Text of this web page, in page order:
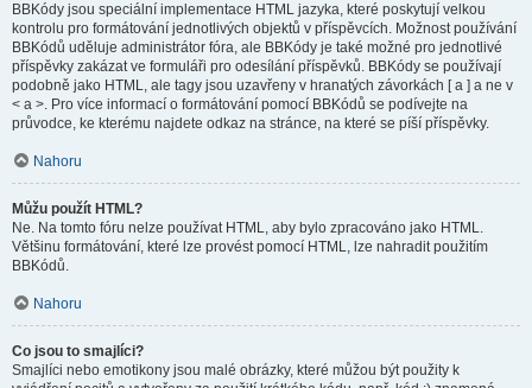
BBKódy jsou speciální implementace HTML jazyka, které poskytují velkou
kontrolu pro formátování jednotlivých objektů v příspěvcích. Možnost používání
BBKódů uděluje administrátor fóra, ale BBKódy je také možné pro jednotlivé
příspěvky zakázat ve formuláři pro odesílání příspěvků. BBKódy se používají
podobně jako HTML, ale tagy jsou uzavřeny v hranatých závorkách [ a ] a ne v
< a >. Pro více informací o formátování pomocí BBKódů se podívejte na
průvodce, ke kterému najdete odkaz na stránce, na které se píší příspěvky.
Nahoru
Můžu použít HTML?
Ne. Na tomto fóru nelze používat HTML, aby bylo zpracováno jako HTML.
Většinu formátování, které lze provést pomocí HTML, lze nahradit použitím
BBKódů.
Nahoru
Co jsou to smajlíci?
Smajlíci nebo emotikony jsou malé obrázky, které můžou být použity k